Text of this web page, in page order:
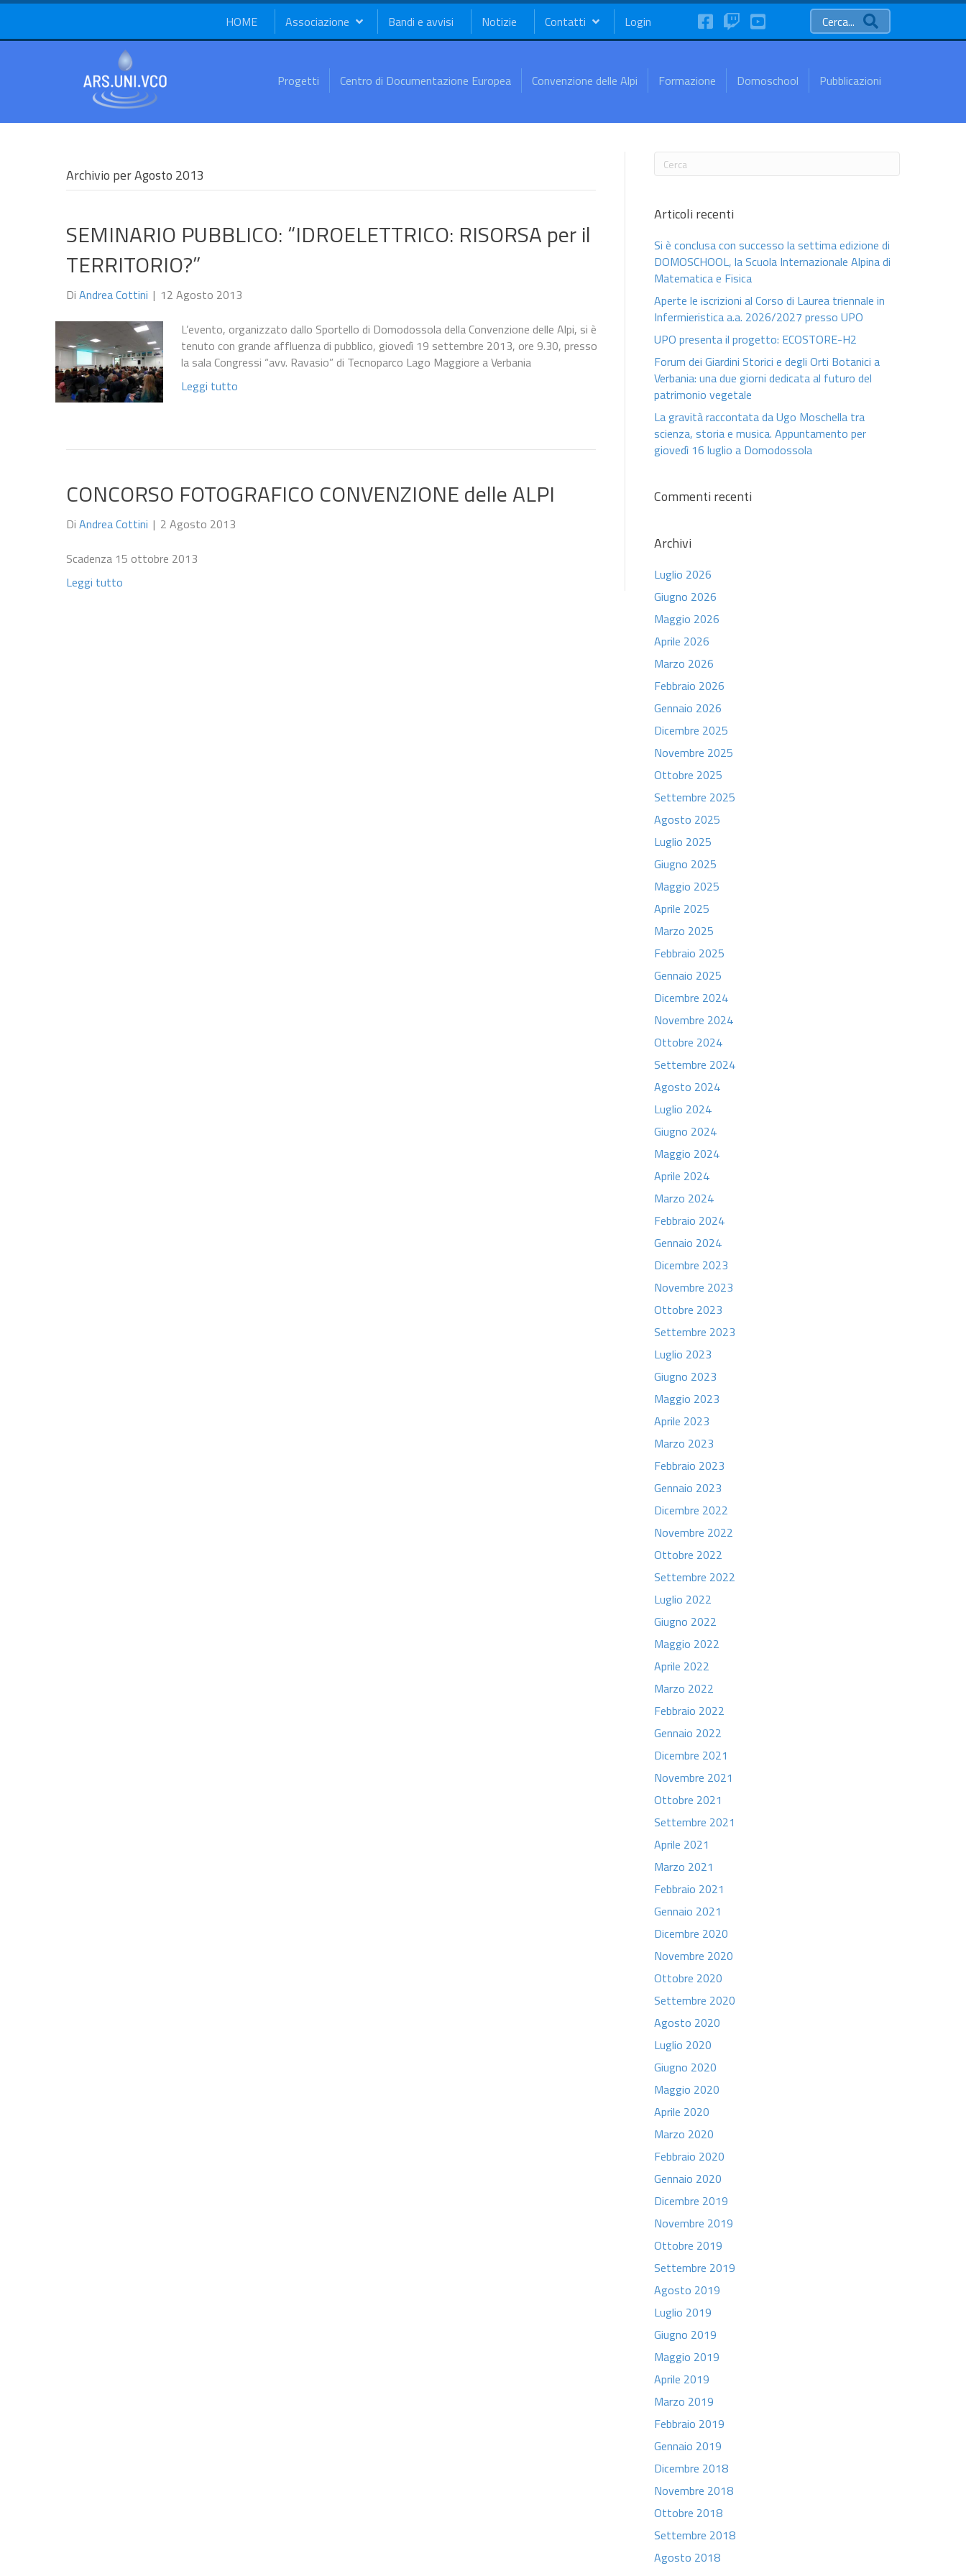
HOME Associazione Bandi e avvisi Notizie Contatti Login FaceBookTwitchYouTube Cerca...
Progetti Centro di Documentazione Europea Convenzione delle Alpi Formazione Domoschool Pubblicazioni
Archivio per Agosto 2013
SEMINARIO PUBBLICO: “IDROELETTRICO: RISORSA per il
TERRITORIO?”
Di Andrea Cottini | 12 Agosto 2013
L’evento, organizzato dallo Sportello di Domodossola della Convenzione delle Alpi, si è
tenuto con grande affluenza di pubblico, giovedì 19 settembre 2013, ore 9.30, presso
la sala Congressi “avv. Ravasio” di Tecnoparco Lago Maggiore a Verbania
Leggi tutto
CONCORSO FOTOGRAFICO CONVENZIONE delle ALPI
Di Andrea Cottini | 2 Agosto 2013
Scadenza 15 ottobre 2013
Leggi tutto
Articoli recenti
Si è conclusa con successo la settima edizione di
DOMOSCHOOL, la Scuola Internazionale Alpina di
Matematica e Fisica
Aperte le iscrizioni al Corso di Laurea triennale in
Infermieristica a.a. 2026/2027 presso UPO
UPO presenta il progetto: ECOSTORE-H2
Forum dei Giardini Storici e degli Orti Botanici a
Verbania: una due giorni dedicata al futuro del
patrimonio vegetale
La gravità raccontata da Ugo Moschella tra
scienza, storia e musica. Appuntamento per
giovedì 16 luglio a Domodossola
Commenti recenti
Archivi
Luglio 2026
Giugno 2026
Maggio 2026
Aprile 2026
Marzo 2026
Febbraio 2026
Gennaio 2026
Dicembre 2025
Novembre 2025
Ottobre 2025
Settembre 2025
Agosto 2025
Luglio 2025
Giugno 2025
Maggio 2025
Aprile 2025
Marzo 2025
Febbraio 2025
Gennaio 2025
Dicembre 2024
Novembre 2024
Ottobre 2024
Settembre 2024
Agosto 2024
Luglio 2024
Giugno 2024
Maggio 2024
Aprile 2024
Marzo 2024
Febbraio 2024
Gennaio 2024
Dicembre 2023
Novembre 2023
Ottobre 2023
Settembre 2023
Luglio 2023
Giugno 2023
Maggio 2023
Aprile 2023
Marzo 2023
Febbraio 2023
Gennaio 2023
Dicembre 2022
Novembre 2022
Ottobre 2022
Settembre 2022
Luglio 2022
Giugno 2022
Maggio 2022
Aprile 2022
Marzo 2022
Febbraio 2022
Gennaio 2022
Dicembre 2021
Novembre 2021
Ottobre 2021
Settembre 2021
Aprile 2021
Marzo 2021
Febbraio 2021
Gennaio 2021
Dicembre 2020
Novembre 2020
Ottobre 2020
Settembre 2020
Agosto 2020
Luglio 2020
Giugno 2020
Maggio 2020
Aprile 2020
Marzo 2020
Febbraio 2020
Gennaio 2020
Dicembre 2019
Novembre 2019
Ottobre 2019
Settembre 2019
Agosto 2019
Luglio 2019
Giugno 2019
Maggio 2019
Aprile 2019
Marzo 2019
Febbraio 2019
Gennaio 2019
Dicembre 2018
Novembre 2018
Ottobre 2018
Settembre 2018
Agosto 2018